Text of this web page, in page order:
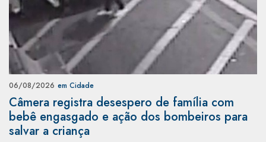
06/08/2026 em Cidade
Câmera registra desespero de família com
bebê engasgado e ação dos bombeiros para
salvar a criança